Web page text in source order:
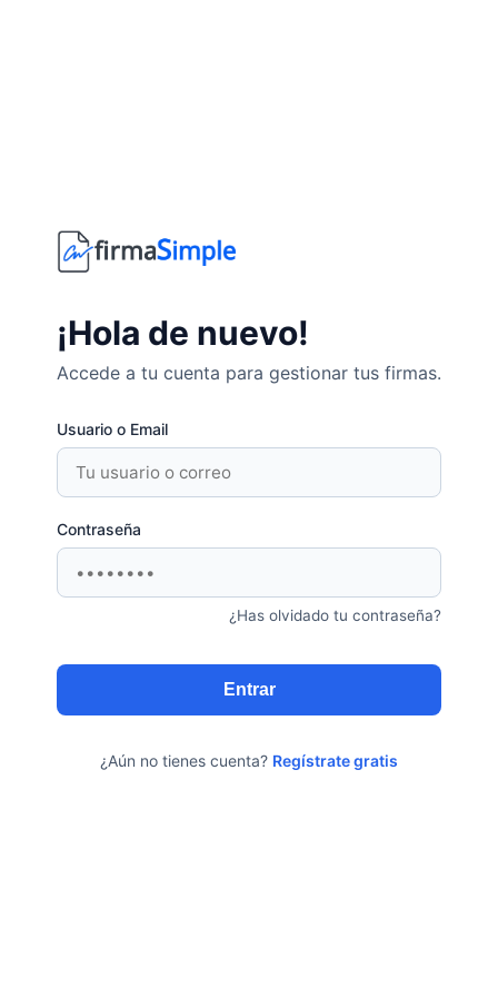
¡Hola de nuevo!
Accede a tu cuenta para gestionar tus firmas.
Usuario o Email
Contraseña
¿Has olvidado tu contraseña?
¿Aún no tienes cuenta? Regístrate gratis